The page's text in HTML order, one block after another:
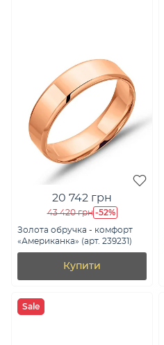
20 742 грн
43 420 грн -52%
Золота обручка - комфорт
«Американка» (арт. 239231)
Купити
Sale